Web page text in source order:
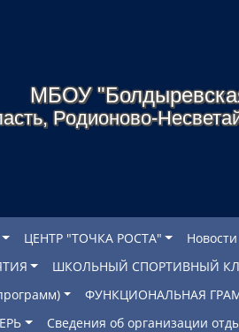
МБОУ
Родионово-
ЦЕНТР "ТОЧКА РОСТА"
ШКОЛЬНЫЙ СПОРТИВНЫЙ
ФУНКЦИОНАЛЬНАЯ
Сведения об организации